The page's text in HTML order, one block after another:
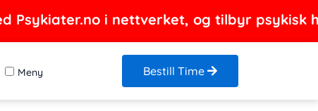
Psykiater.no i nettverket, og tilbyr
Meny Bestill Time